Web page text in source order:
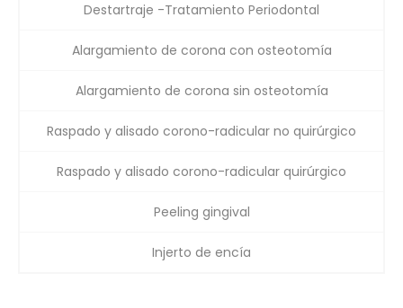
Destartraje -Tratamiento Periodontal
Alargamiento de corona con osteotomía
Alargamiento de corona sin osteotomía
Raspado y alisado corono-radicular no quirúrgico
Raspado y alisado corono-radicular quirúrgico
Peeling gingival
Injerto de encía